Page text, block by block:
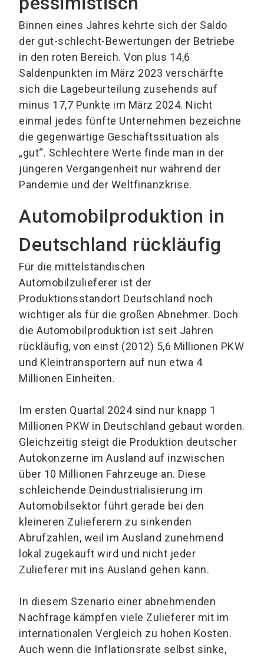
Binnen eines Jahres kehrte sich der Saldo
der gut-schlecht-Bewertungen der Betriebe
in den roten Bereich. Von plus 14,6
Saldenpunkten im März 2023 verschärfte
sich die Lagebeurteilung zusehends auf
minus 17,7 Punkte im März 2024. Nicht
einmal jedes fünfte Unternehmen bezeichne
die gegenwärtige Geschäftssituation als
„gut“. Schlechtere Werte finde man in der
jüngeren Vergangenheit nur während der
Pandemie und der Weltfinanzkrise.
Automobilproduktion in
Deutschland rückläufig
Für die mittelständischen
Automobilzulieferer ist der
Produktionsstandort Deutschland noch
wichtiger als für die großen Abnehmer. Doch
die Automobilproduktion ist seit Jahren
rückläufig, von einst (2012) 5,6 Millionen PKW
und Kleintransportern auf nun etwa 4
Millionen Einheiten.
Im ersten Quartal 2024 sind nur knapp 1
Millionen PKW in Deutschland gebaut worden.
Gleichzeitig steigt die Produktion deutscher
Autokonzerne im Ausland auf inzwischen
über 10 Millionen Fahrzeuge an. Diese
schleichende Deindustrialisierung im
Automobilsektor führt gerade bei den
kleineren Zulieferern zu sinkenden
Abrufzahlen, weil im Ausland zunehmend
lokal zugekauft wird und nicht jeder
Zulieferer mit ins Ausland gehen kann.
In diesem Szenario einer abnehmenden
Nachfrage kämpfen viele Zulieferer mit im
internationalen Vergleich zu hohen Kosten.
Auch wenn die Inflationsrate selbst sinke,